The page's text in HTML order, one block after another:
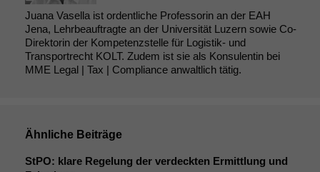
Juana Vasella ist ordentliche Professorin an der EAH
Jena, Lehrbeauftragte an der Universität Luzern sowie Co-
Direktorin der Kompetenzstelle für Logistik- und
Transportrecht KOLT. Zudem ist sie als Konsulentin bei
MME Legal | Tax | Compliance anwaltlich tätig.
Ähnliche Beiträge
StPO: klare Regelung der verdeckten Ermittlung und